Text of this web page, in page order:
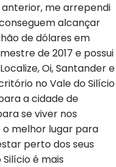
anterior, me arrependi
alcançar
de dólares em
de 2017 e possui
Oi, Santander e
no Vale do Silício
a cidade de
se viver nos
o melhor lugar para
perto dos seus
é mais